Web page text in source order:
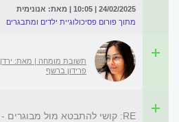
24/02/2025 | 10:05 | מאת: אנונימית
מתוך פורום פסיכולוגיית ילדים ומתבגרים
תשובת מומחה | מאת: ירדן
פרידון ברשף
RE: קושי להתבטא מול מבוגרים - בת 11